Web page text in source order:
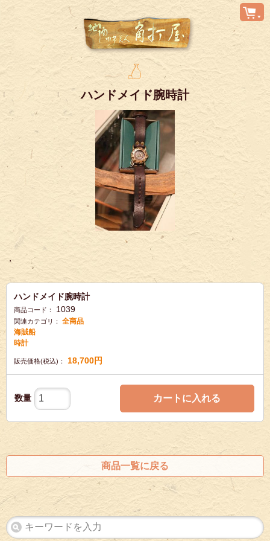
ハンドメイド腕時計
・
ハンドメイド腕時計
商品コード： 1039
関連カテゴリ：
全商品
海賊船
時計
販売価格(税込)： 18,700円
数量 カートに入れる
商品一覧に戻る